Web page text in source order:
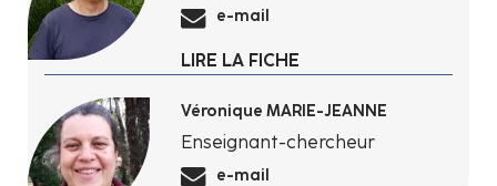
e-mail
LIRE LA FICHE
Véronique MARIE-JEANNE
Enseignant-chercheur
e-mail